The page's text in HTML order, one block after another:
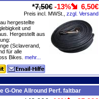
*7,50€ -13% 6,50€
Preis incl. MWSt., zzgl. Versand
hergestellte
und
Hergestellt aus
(Sclaverand,
für alle
Bikes. mehr...
G-One Allround Perf. faltbar